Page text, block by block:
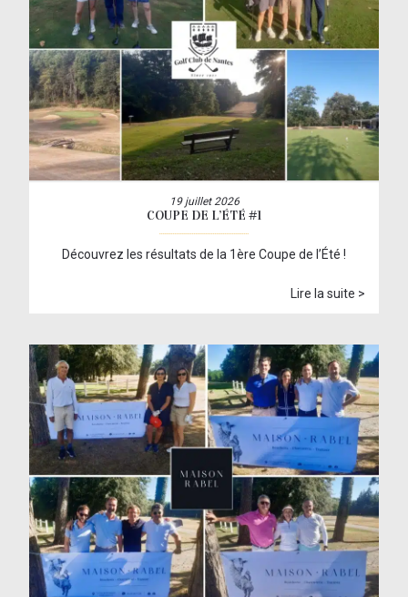
19 juillet 2026
COUPE DE L’ÉTÉ #1
Découvrez les résultats de la 1ère Coupe de l’Été !
Lire la suite >